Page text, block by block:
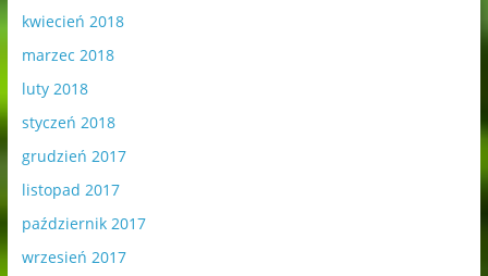
kwiecień 2018
marzec 2018
luty 2018
styczeń 2018
grudzień 2017
listopad 2017
październik 2017
wrzesień 2017